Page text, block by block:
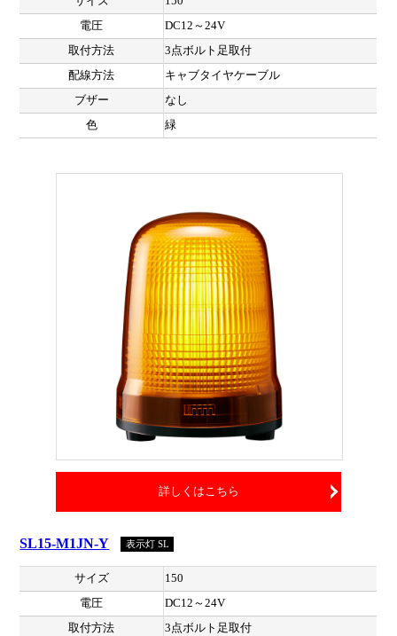
電圧
DC12～24V
取付方法
3点ボルト足取付
配線方法
キャブタイヤケーブル
ブザー
なし
色
緑
詳しくはこちら
SL15-M1JN-Y 表示灯 SL
サイズ
150
電圧
DC12～24V
取付方法
3点ボルト足取付